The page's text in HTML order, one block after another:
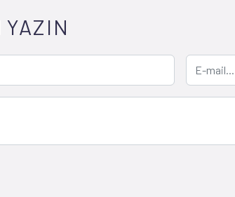
YAZIN